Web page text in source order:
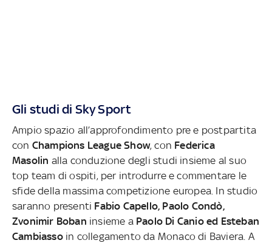
Gli studi di Sky Sport
Ampio spazio all’approfondimento pre e postpartita
con Champions League Show, con Federica
Masolin alla conduzione degli studi insieme al suo
top team di ospiti, per introdurre e commentare le
sfide della massima competizione europea. In studio
saranno presenti Fabio Capello, Paolo Condò,
Zvonimir Boban insieme aPaolo Di Canio ed Esteban
Cambiassoin collegamento da Monaco di Baviera. A